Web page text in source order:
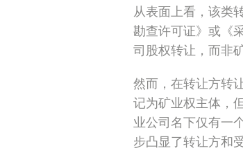
从表面上看，该类
勘查许可证》或《
司股权转让，而非
然而，在转让方转
记为矿业权主体，
业公司名下仅有一
步凸显了转让方和
析